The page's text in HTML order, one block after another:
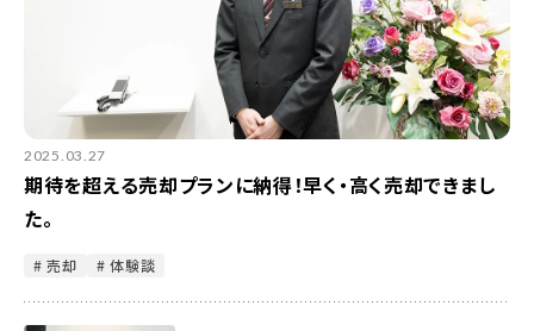
2025.03.27
期待を超える売却プランに納得！早く・高く売却できまし
た。
# 売却 # 体験談